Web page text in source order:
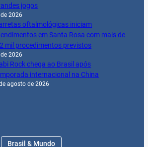
jogos
2026
oftalmológicas iniciam
em Santa Rosa com mais de
mil procedimentos previstos
2026
Rock chega ao Brasil após
internacional na China
agosto de 2026
Brasil & Mundo